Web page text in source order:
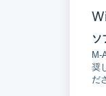
ソ
M-
奨
だ